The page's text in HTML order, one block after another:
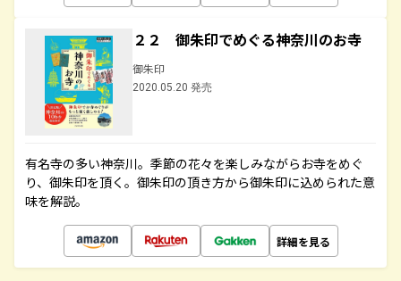
２２ 御朱印でめぐる神奈川のお寺
御朱印
2020.05.20 発売
有名寺の多い神奈川。季節の花々を楽しみながらお寺をめぐ
り、御朱印を頂く。御朱印の頂き方から御朱印に込められた意
味を解説。
詳細を見る